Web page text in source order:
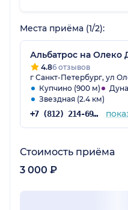
Места приёма (1/2):
Альбатрос на Олеко
4.86 отзывов
г Санкт-Петербург, ул
Купчино (900 м)
Звездная (2.4 км)
+7 (812) 214-69-46
Стоимость приёма
3 000 ₽